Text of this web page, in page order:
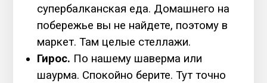
супербалканская еда. Домашнего на
побережье вы не найдете, поэтому в
маркет. Там целые стеллажи.
Гирос. По нашему шаверма или
шаурма. Спокойно берите. Тут точно